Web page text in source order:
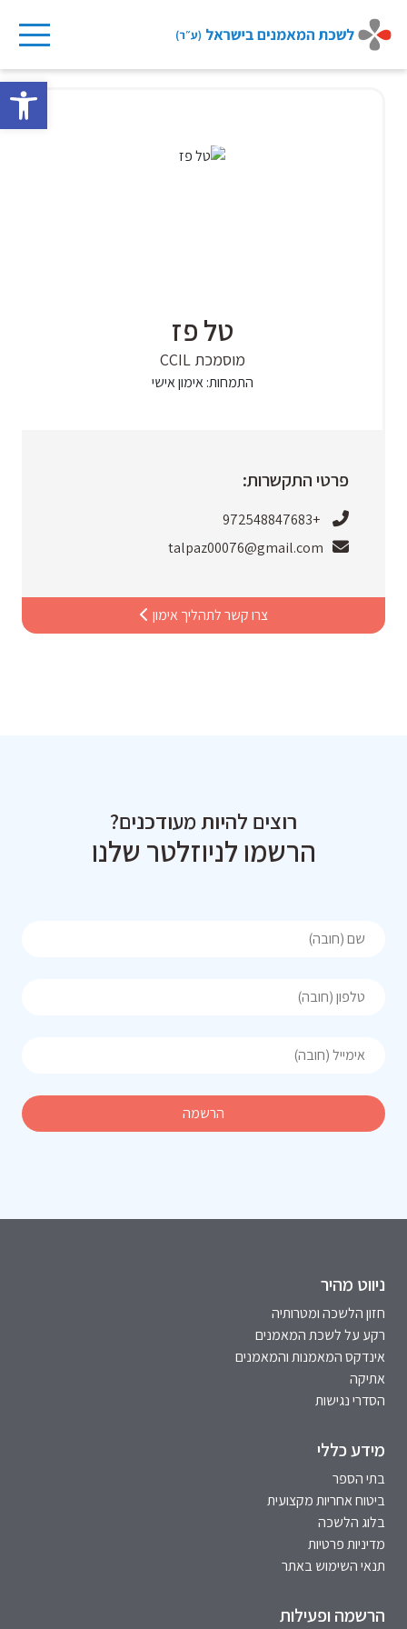
to
טל פז
מוסמכת CCIL
התמחות:אימון אישי
פרטי התקשרות:
+972548847683
talpaz00076@gmail.com
צרו קשר לתהליך אימון
רוצים להיות מעודכנים?
הרשמו לניוזלטר שלנו
ניווט מהיר
חזון הלשכה ומטרותיה
רקע על לשכת המאמנים
אינדקס המאמנות והמאמנים
אתיקה
הסדרי נגישות
מידע כללי
בתי הספר
ביטוח אחריות מקצועית
בלוג הלשכה
מדיניות פרטיות
תנאי השימוש באתר
הרשמה ופעילות